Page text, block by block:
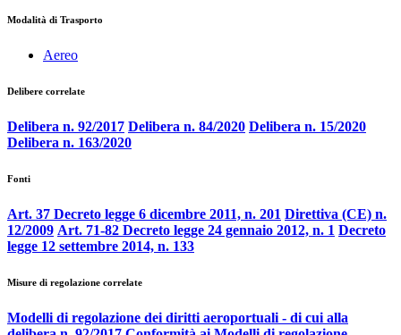
Modalità di Trasporto
Aereo
Delibere correlate
Delibera n. 92/2017 Delibera n. 84/2020 Delibera n. 15/2020
Delibera n. 163/2020
Fonti
Art. 37 Decreto legge 6 dicembre 2011, n. 201 Direttiva (CE) n.
12/2009 Art. 71-82 Decreto legge 24 gennaio 2012, n. 1 Decreto
legge 12 settembre 2014, n. 133
Misure di regolazione correlate
Modelli di regolazione dei diritti aeroportuali - di cui alla